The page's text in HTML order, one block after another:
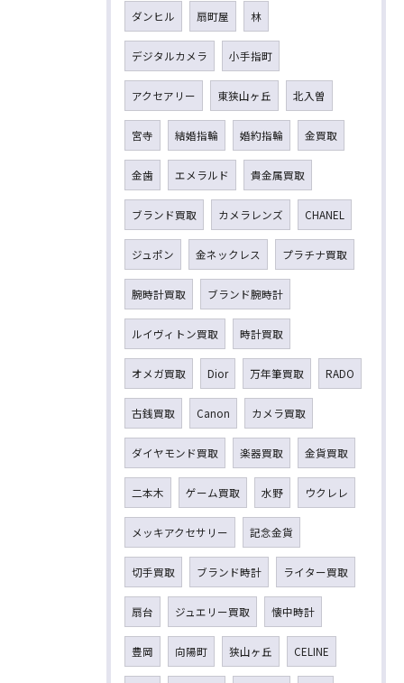
ダンヒル 扇町屋 林
デジタルカメラ 小手指町
アクセアリー 東狭山ヶ丘 北入曽
宮寺 結婚指輪 婚約指輪 金買取
金歯 エメラルド 貴金属買取
ブランド買取 カメラレンズ CHANEL
ジュポン 金ネックレス プラチナ買取
腕時計買取 ブランド腕時計
ルイヴィトン買取 時計買取
オメガ買取 Dior 万年筆買取 RADO
古銭買取 Canon カメラ買取
ダイヤモンド買取 楽器買取 金貨買取
二本木 ゲーム買取 水野 ウクレレ
メッキアクセサリー 記念金貨
切手買取 ブランド時計 ライター買取
扇台 ジュエリー買取 懐中時計
豊岡 向陽町 狭山ヶ丘 CELINE